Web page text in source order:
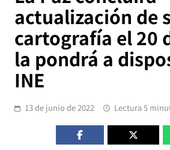
actualización de
cartografía el 20
la pondrá a
INE
13 de junio de 2022 Lectura 5